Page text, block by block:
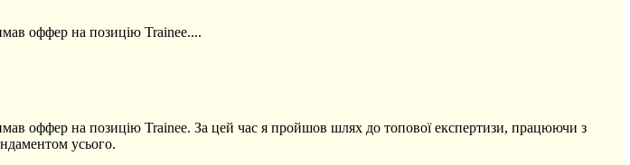
оффер на позицію Trainee....
оффер на позицію Trainee. За цей час я пройшов шлях до топової експертизи, працюючи з
усього.